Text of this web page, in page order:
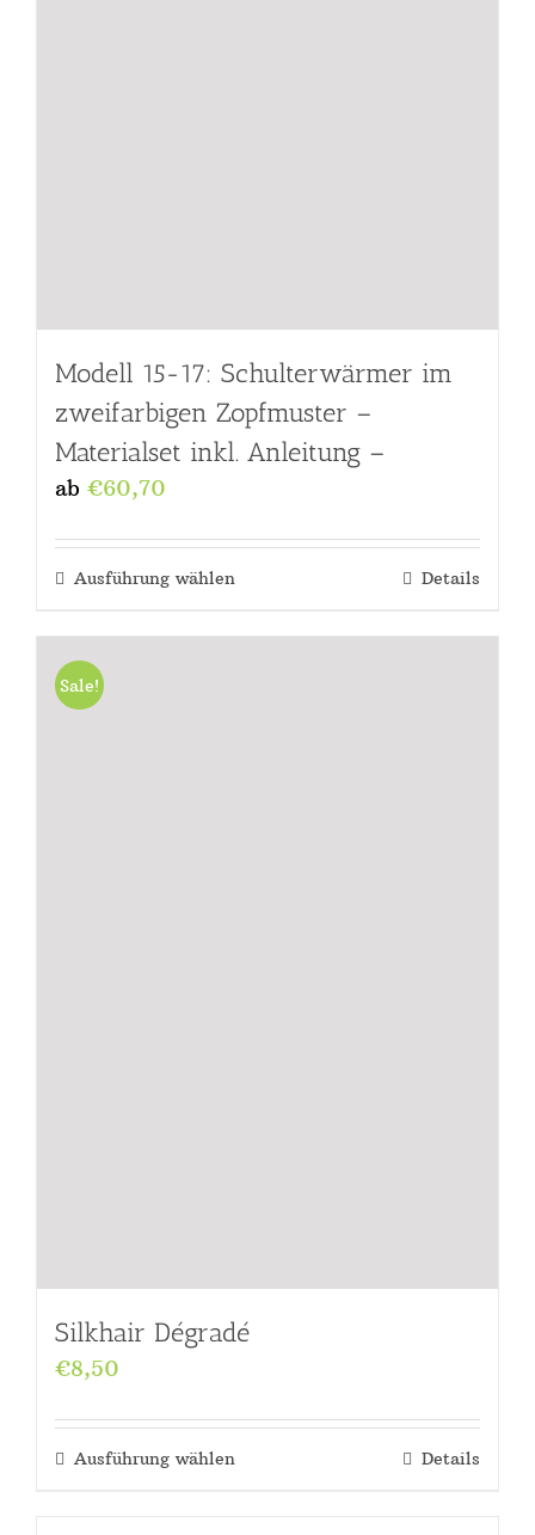
Modell 15-17: Schulterwärmer im
zweifarbigen Zopfmuster –
Materialset inkl. Anleitung –
ab €60,70
Ausführung wählen Details
Sale!
Silkhair Dégradé
€8,50
Ausführung wählen Details